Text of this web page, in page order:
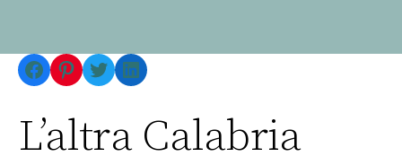
Facebook
Pinterest
TwitterLinkedIn
L’altra Calabria